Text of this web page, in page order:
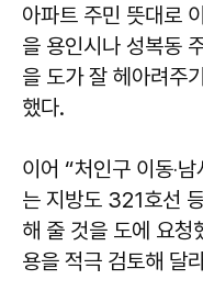
아파트 주민 뜻대로
을 용인시나 성복동
을 도가 잘 헤아려주
했다.
이어 “처인구 이동‧
는 지방도 321호선
해 줄 것을 도에 요청
용을 적극 검토해 달